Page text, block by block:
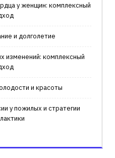
у женщин: комплексный
и долголетие
изменений: комплексный
и красоты
у пожилых и стратегии